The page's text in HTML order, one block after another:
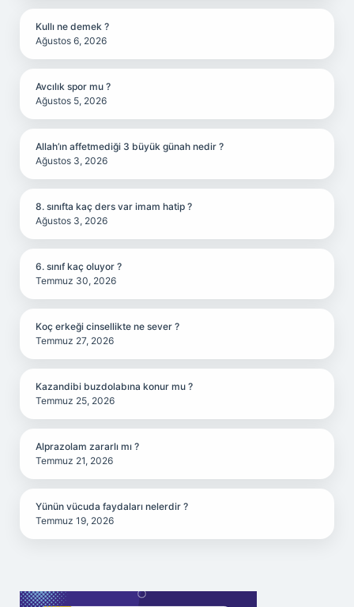
Kullı ne demek ?
Ağustos 6, 2026
Avcılık spor mu ?
Ağustos 5, 2026
Allah’ın affetmediği 3 büyük günah nedir ?
Ağustos 3, 2026
8. sınıfta kaç ders var imam hatip ?
Ağustos 3, 2026
6. sınıf kaç oluyor ?
Temmuz 30, 2026
Koç erkeği cinsellikte ne sever ?
Temmuz 27, 2026
Kazandibi buzdolabına konur mu ?
Temmuz 25, 2026
Alprazolam zararlı mı ?
Temmuz 21, 2026
Yünün vücuda faydaları nelerdir ?
Temmuz 19, 2026